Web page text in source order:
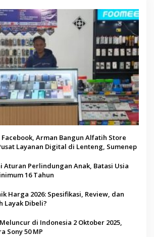
Arman Bangun Alfatih Store
Layanan Digital di Lenteng, Sumenep
Aturan Perlindungan Anak, Batasi Usia
16 Tahun
Harga 2026: Spesifikasi, Review, dan
Layak Dibeli?
di Indonesia 2 Oktober 2025,
Sony 50 MP